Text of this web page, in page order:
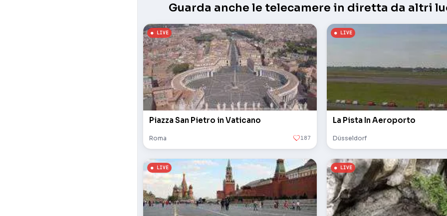
Guarda anche le telecamere in diretta da altri
Piazza San Pietro in Vaticano
Roma 187
La Pista In Aeroporto
Düsseldorf